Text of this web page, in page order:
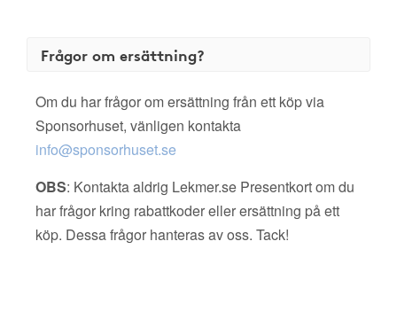
Frågor om ersättning?
Om du har frågor om ersättning från ett köp via
Sponsorhuset, vänligen kontakta
info@sponsorhuset.se
OBS: Kontakta aldrig Lekmer.se Presentkort om du
har frågor kring rabattkoder eller ersättning på ett
köp. Dessa frågor hanteras av oss. Tack!